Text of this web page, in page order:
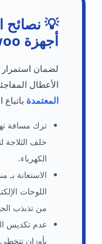
💡 نصائح
أجهزة Daewoo المنزلية
لضمان
الأعطال
المعتمدة باتباع
خلف الثلاجة
الكهرباء.
اللوحات
من تذبذب
عدم تكديس
بأوزان